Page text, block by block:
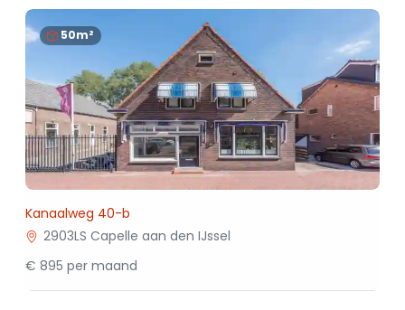
50m²
Kanaalweg 40-b
2903LS Capelle aan den IJssel
€ 895 per maand